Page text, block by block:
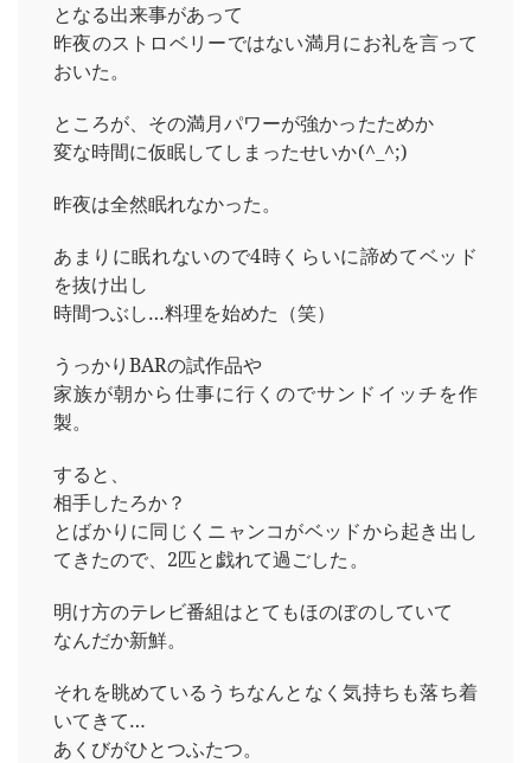
となる出来事があって
昨夜のストロベリーではない満月にお礼を言って
おいた。
ところが、その満月パワーが強かったためか
変な時間に仮眠してしまったせいか(^_^;)
昨夜は全然眠れなかった。
あまりに眠れないので4時くらいに諦めてベッド
を抜け出し
時間つぶし…料理を始めた（笑）
うっかりBARの試作品や
家族が朝から仕事に行くのでサンドイッチを作
製。
すると、
相手したろか？
とばかりに同じくニャンコがベッドから起き出し
てきたので、2匹と戯れて過ごした。
明け方のテレビ番組はとてもほのぼのしていて
なんだか新鮮。
それを眺めているうちなんとなく気持ちも落ち着
いてきて…
あくびがひとつふたつ。